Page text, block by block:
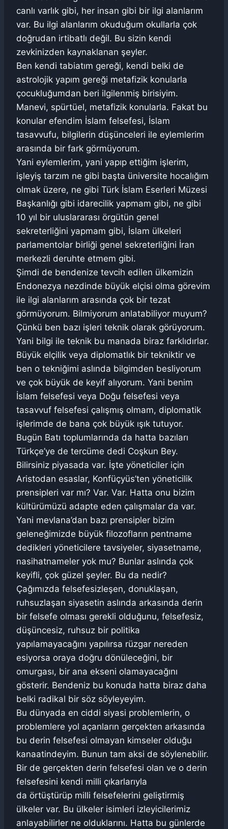
canlı varlık gibi, her insan gibi bir ilgi alanlarım
var. Bu ilgi alanlarım okuduğum okullarla çok
doğrudan irtibatlı değil. Bu sizin kendi
zevkinizden kaynaklanan şeyler.
Ben kendi tabiatım gereği, kendi belki de
astrolojik yapım gereği metafizik konularla
çocukluğumdan beri ilgilenmiş birisiyim.
Manevi, spürtüel, metafizik konularla. Fakat bu
konular efendim İslam felsefesi, İslam
tasavvufu, bilgilerin düşünceleri ile eylemlerim
arasında bir fark görmüyorum.
Yani eylemlerim, yani yapıp ettiğim işlerim,
işleyiş tarzım ne gibi başta üniversite hocalığım
olmak üzere, ne gibi Türk İslam Eserleri Müzesi
Başkanlığı gibi idarecilik yapmam gibi, ne gibi
10 yıl bir uluslararası örgütün genel
sekreterliğini yapmam gibi, İslam ülkeleri
parlamentolar birliği genel sekreterliğini İran
merkezli deruhte etmem gibi.
Şimdi de bendenize tevcih edilen ülkemizin
Endonezya nezdinde büyük elçisi olma görevim
ile ilgi alanlarım arasında çok bir tezat
görmüyorum. Bilmiyorum anlatabiliyor muyum?
Çünkü ben bazı işleri teknik olarak görüyorum.
Yani bilgi ile teknik bu manada biraz farklıdırlar.
Büyük elçilik veya diplomatlık bir tekniktir ve
ben o tekniğimi aslında bilgimden besliyorum
ve çok büyük de keyif alıyorum. Yani benim
İslam felsefesi veya Doğu felsefesi veya
tasavvuf felsefesi çalışmış olmam, diplomatik
işlerimde de bana çok büyük ışık tutuyor.
Bugün Batı toplumlarında da hatta bazıları
Türkçe’ye de tercüme dedi Coşkun Bey.
Bilirsiniz piyasada var. İşte yöneticiler için
Aristodan esaslar, Konfüçyüs’ten yöneticilik
prensipleri var mı? Var. Var. Hatta onu bizim
kültürümüzü adapte eden çalışmalar da var.
Yani mevlana’dan bazı prensipler bizim
geleneğimizde büyük filozofların pentname
dedikleri yöneticilere tavsiyeler, siyasetname,
nasihatnameler yok mu? Bunlar aslında çok
keyifli, çok güzel şeyler. Bu da nedir?
Çağımızda felsefesizleşen, donuklaşan,
ruhsuzlaşan siyasetin aslında arkasında derin
bir felsefe olması gerekli olduğunu, felsefesiz,
düşüncesiz, ruhsuz bir politika
yapılamayacağını yapılırsa rüzgar nereden
esiyorsa oraya doğru dönüleceğini, bir
omurgası, bir ana ekseni olamayacağını
gösterir. Bendeniz bu konuda hatta biraz daha
belki radikal bir söz söyleyeyim.
Bu dünyada en ciddi siyasi problemlerin, o
problemlere yol açanların gerçekten arkasında
bu derin felsefesi olmayan kimseler olduğu
kanaatindeyim. Bunun tam aksi de söylenebilir.
Bir de gerçekten derin felsefesi olan ve o derin
felsefesini kendi milli çıkarlarıyla
da örtüştürüp milli felsefelerini geliştirmiş
ülkeler var. Bu ülkeler isimleri izleyicilerimiz
anlayabilirler ne olduklarını. Hatta bu günlerde